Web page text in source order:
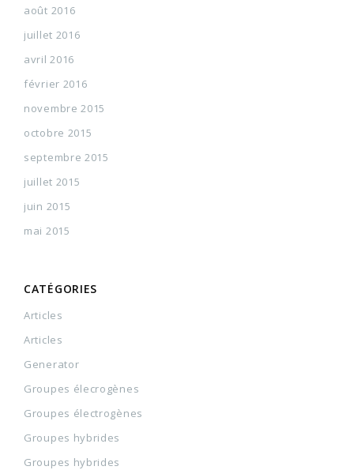
août 2016
juillet 2016
avril 2016
février 2016
novembre 2015
octobre 2015
septembre 2015
juillet 2015
juin 2015
mai 2015
CATÉGORIES
Articles
Articles
Generator
Groupes élecrogènes
Groupes électrogènes
Groupes hybrides
Groupes hybrides